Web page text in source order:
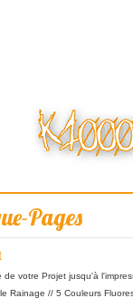
Pages
votre Projet jusqu'à
Rainage // 5 Couleurs